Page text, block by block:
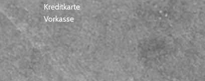
Kreditkarte
Vorkasse